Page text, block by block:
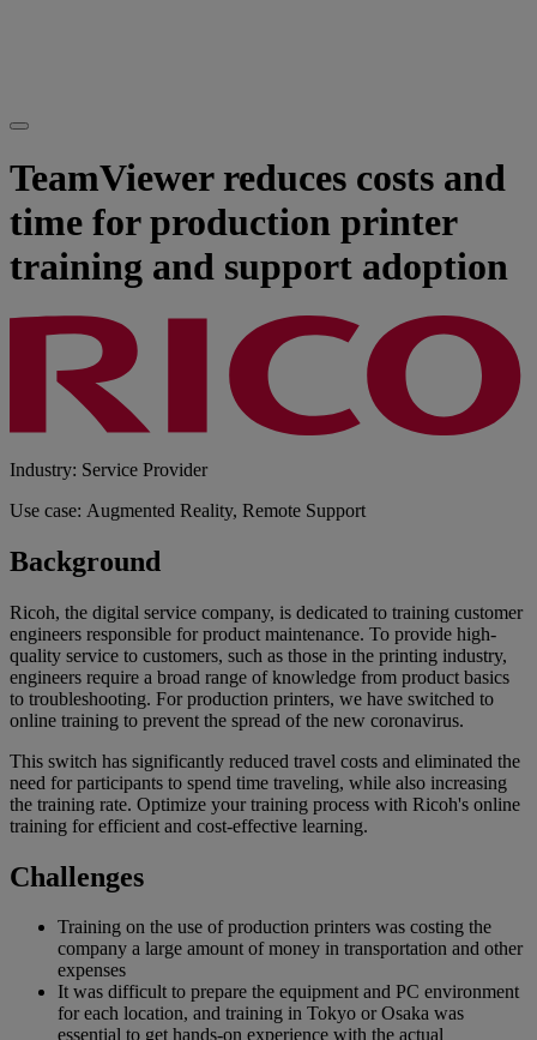
TeamViewer reduces costs and
time for production printer
training and support adoption
Industry: Service Provider
Use case: Augmented Reality, Remote Support
Background
Ricoh, the digital service company, is dedicated to training customer
engineers responsible for product maintenance. To provide high-
quality service to customers, such as those in the printing industry,
engineers require a broad range of knowledge from product basics
to troubleshooting. For production printers, we have switched to
online training to prevent the spread of the new coronavirus.
This switch has significantly reduced travel costs and eliminated the
need for participants to spend time traveling, while also increasing
the training rate. Optimize your training process with Ricoh's online
training for efficient and cost-effective learning.
Challenges
Training on the use of production printers was costing the
company a large amount of money in transportation and other
expenses
It was difficult to prepare the equipment and PC environment
for each location, and training in Tokyo or Osaka was
essential to get hands-on experience with the actual